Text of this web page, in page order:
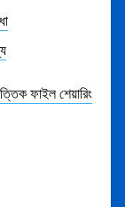
ফাইল শেয়ারিং